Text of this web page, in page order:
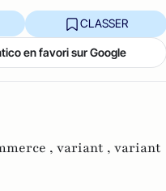
CLASSER
en favori sur Google
, variant , variant